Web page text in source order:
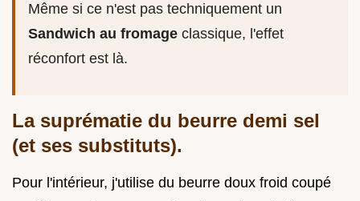
Même si ce n'est pas techniquement un
Sandwich au fromage classique, l'effet
réconfort est là.
La suprématie du beurre demi sel
(et ses substituts).
Pour l'intérieur, j'utilise du beurre doux froid coupé